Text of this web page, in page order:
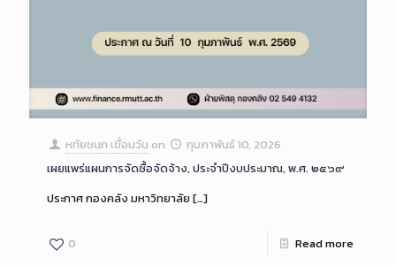
หทัยชนก เขื่อนวัน on
กุมภาพันธ์ 10, 2026
เผยแพร่แผนการจัดซื้อจัดจ้าง, ประจำปีงบประมาณ, พ.ศ. ๒๕๖๙
ประกาศ กองคลัง มหาวิทยาลัย[…]
0 Read more